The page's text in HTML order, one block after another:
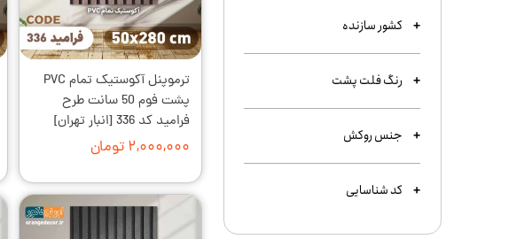
کشور سازنده
رنگ فلت پشت
جنس روکش
کد شناسایی
ترموپنل آکوستیک تمام PVC
پشت فوم 50 سانت طرح
فرامید کد 336 [انبار تهران]
۲,۰۰۰,۰۰۰ تومان